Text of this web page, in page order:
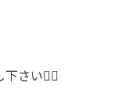
さい🙇‍♀️